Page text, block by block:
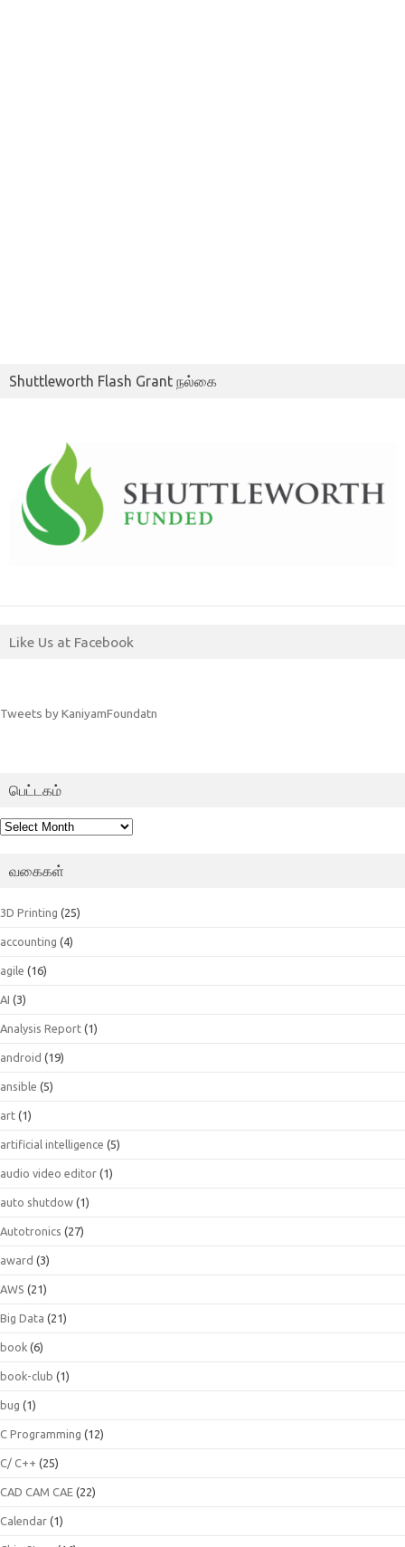
Shuttleworth Flash Grant நல்கை
Like Us at Facebook
Tweets by KaniyamFoundatn
பெட்டகம்
பெட்டகம்
வகைகள்
3D Printing (25)
accounting (4)
agile (16)
AI (3)
Analysis Report (1)
android (19)
ansible (5)
art (1)
artificial intelligence (5)
audio video editor (1)
auto shutdow (1)
Autotronics (27)
award (3)
AWS (21)
Big Data (21)
book (6)
book-club (1)
bug (1)
C Programming (12)
C/ C++ (25)
CAD CAM CAE (22)
Calendar (1)